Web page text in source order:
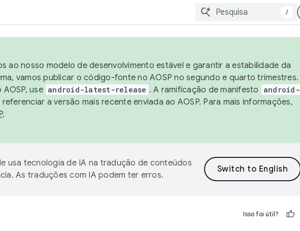
/
ao nosso modelo de desenvolvimento estável e garantir a estabilidade da
vamos publicar o código-fonte no AOSP no segundo e quarto trimestres.
use android-latest-release . A ramificação de manifesto
android-
referenciar a versão mais recente enviada ao AOSP. Para mais informações,
.
usa tecnologia de IA na tradução de conteúdos
As traduções com IA podem ter erros.
Isso foi útil?